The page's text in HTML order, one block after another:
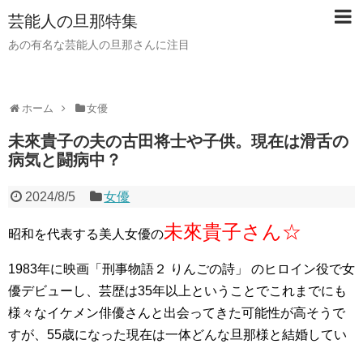
芸能人の旦那特集
あの有名な芸能人の旦那さんに注目
ホーム 女優
未來貴子の夫の古田将士や子供。現在は滑舌の
病気と闘病中？
2024/8/5 女優
昭和を代表する美人女優の未來貴子さん☆
1983年に映画「刑事物語２ りんごの詩」 のヒロイン役で女
優デビューし、芸歴は35年以上ということでこれまでにも
様々なイケメン俳優さんと出会ってきた可能性が高そうで
すが、55歳になった現在は一体どんな旦那様と結婚してい